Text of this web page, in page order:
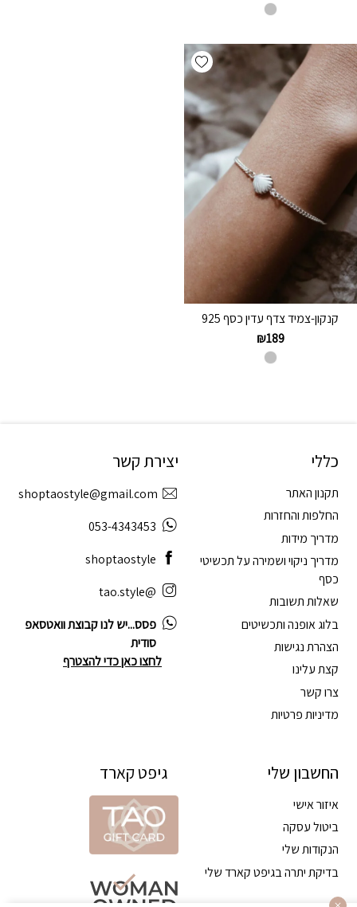
Add wishlist
קנקון-צמיד צדף עדין כסף 925
₪189
כללי
תקנון האתר
החלפות והחזרות
מדריך מידות
מדריך ניקוי ושמירה על תכשיטי
כסף
שאלות תשובות
בלוג אופנה ותכשיטים
הצהרת נגישות
קצת עלינו
צרו קשר
מדיניות פרטיות
החשבון שלי
איזור אישי
ביטול עסקה
הנקודות שלי
בדיקת יתרה בגיפט קארד שלי
יצירת קשר
shoptaostyle@gmail.com
053-4343453
shoptaostyle
@tao.style
פסס...יש לנו קבוצת וואטסאפ
סודית
לחצו כאן כדי להצטרף
גיפט קארד